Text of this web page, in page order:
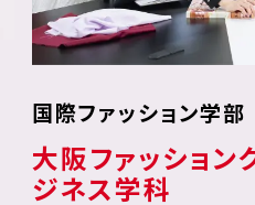
国際ファッション学部
大阪ファッション
ジネス学科